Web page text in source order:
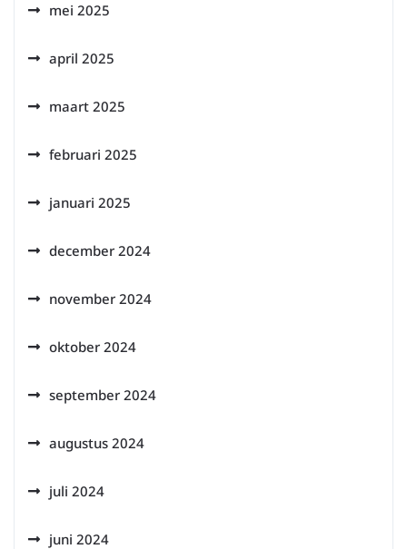
mei 2025
april 2025
maart 2025
februari 2025
januari 2025
december 2024
november 2024
oktober 2024
september 2024
augustus 2024
juli 2024
juni 2024